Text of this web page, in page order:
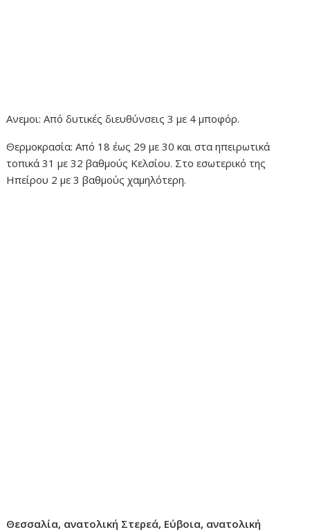
Ανεμοι: Από δυτικές διευθύνσεις 3 με 4 μποφόρ.
Θερμοκρασία: Από 18 έως 29 με 30 και στα ηπειρωτικά
τοπικά 31 με 32 βαθμούς Κελσίου. Στο εσωτερικό της
Ηπείρου 2 με 3 βαθμούς χαμηλότερη.
Θεσσαλία, ανατολική Στερεά, Εύβοια, ανατολική